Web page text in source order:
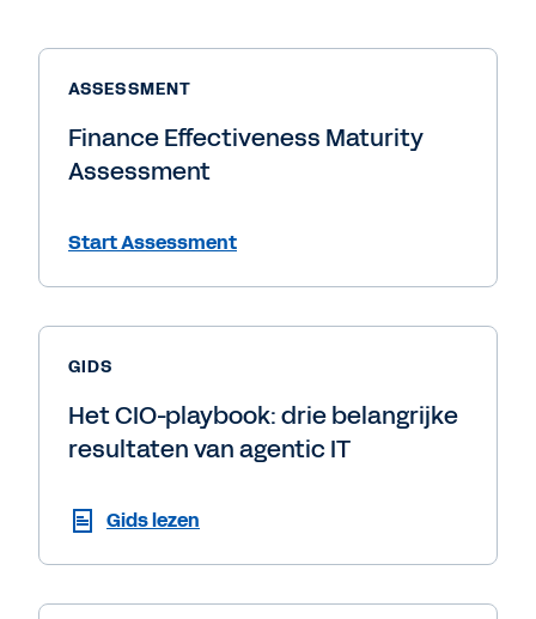
ASSESSMENT
Finance Effectiveness Maturity
Assessment
Start Assessment
GIDS
Het CIO-playbook: drie belangrijke
resultaten van agentic IT
Gids lezen